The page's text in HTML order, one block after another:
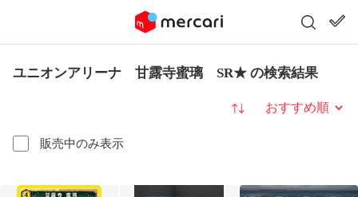
ユニオンアリーナ 甘露寺蜜璃 SR★ の検索結果
販売中のみ表示
並び替え